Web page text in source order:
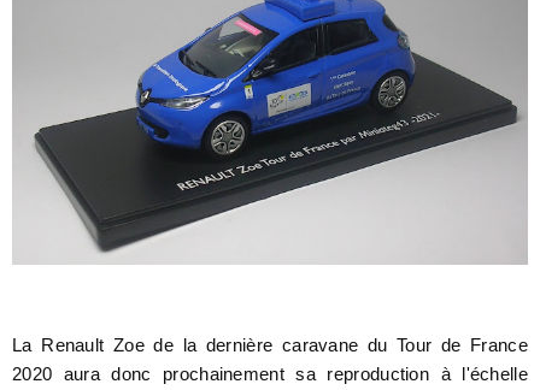
La Renault Zoe de la dernière caravane du Tour de France
2020 aura donc prochainement sa reproduction à l'échelle